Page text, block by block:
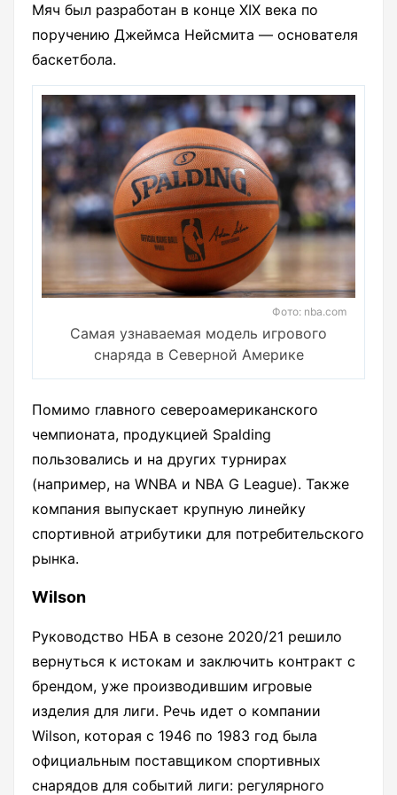
Мяч был разработан в конце XIX века по
поручению Джеймса Нейсмита — основателя
баскетбола.
Фото: nba.com
Самая узнаваемая модель игрового
снаряда в Северной Америке
Помимо главного североамериканского
чемпионата, продукцией Spalding
пользовались и на других турнирах
(например, на WNBA и NBA G League). Также
компания выпускает крупную линейку
спортивной атрибутики для потребительского
рынка.
Wilson
Руководство НБА в сезоне 2020/21 решило
вернуться к истокам и заключить контракт с
брендом, уже производившим игровые
изделия для лиги. Речь идет о компании
Wilson, которая с 1946 по 1983 год была
официальным поставщиком спортивных
снарядов для событий лиги: регулярного